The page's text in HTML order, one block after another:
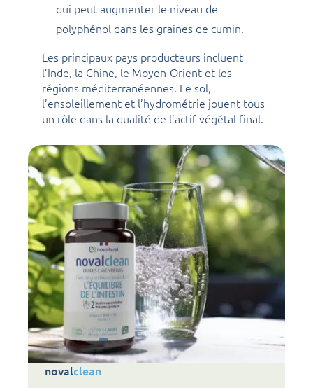
qui peut augmenter le niveau de
polyphénol dans les graines de cumin.
Les principaux pays producteurs incluent
l’Inde, la Chine, le Moyen-Orient et les
régions méditerranéennes. Le sol,
l’ensoleillement et l’hydrométrie jouent tous
un rôle dans la qualité de l’actif végétal final.
novalclean